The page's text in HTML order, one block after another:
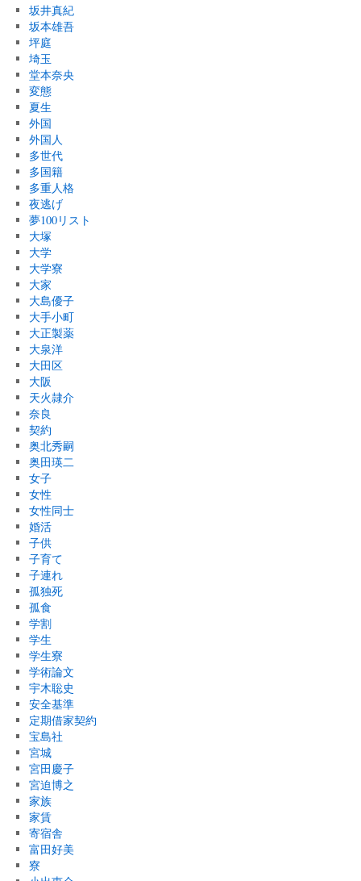
坂井真紀
坂本雄吾
坪庭
埼玉
堂本奈央
変態
夏生
外国
外国人
多世代
多国籍
多重人格
夜逃げ
夢100リスト
大塚
大学
大学寮
大家
大島優子
大手小町
大正製薬
大泉洋
大田区
大阪
天火隷介
奈良
契約
奥北秀嗣
奥田瑛二
女子
女性
女性同士
婚活
子供
子育て
子連れ
孤独死
孤食
学割
学生
学生寮
学術論文
宇木聡史
安全基準
定期借家契約
宝島社
宮城
宮田慶子
宮迫博之
家族
家賃
寄宿舎
富田好美
寮